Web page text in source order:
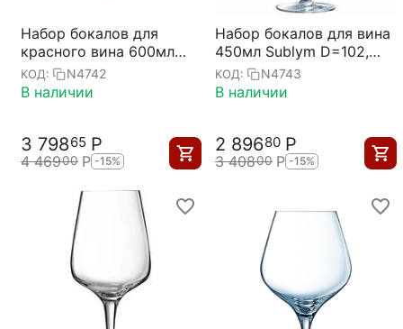
Набор бокалов для
красного вина 600мл
Sublym D=111, H=229мм;
6 штук, Chef&Sommelier
КОД: N4742
В наличии
3 79865 Р
4 46900 Р -15%
Набор бокалов для вина
450мл Sublym D=102,
H=197мм; 6 штук,
Chef&Sommelier
КОД: N4743
В наличии
2 89680 Р
3 40800 Р -15%